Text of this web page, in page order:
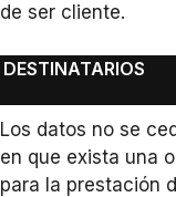
de ser cliente.
DESTINATARIOS
Los datos no se
en que exista una
para la prestación